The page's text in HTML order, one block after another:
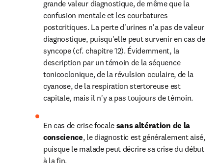
grande valeur diagnostique, de même que la
confusion mentale et les courbatures
postcritiques. La perte d'urines n'a pas de valeur
diagnostique, puisqu'elle peut survenir en cas de
syncope (cf. chapitre 12). Évidemment, la
description par un témoin de la séquence
tonicoclonique, de la révulsion oculaire, de la
cyanose, de la respiration stertoreuse est
capitale, mais il n'y a pas toujours de témoin.
En cas de crise focale sans altération de la
conscience, le diagnostic est généralement aisé,
puisque le malade peut décrire sa crise du début
à la fin.